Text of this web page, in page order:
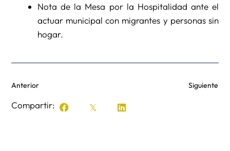
Nota de la Mesa por la Hospitalidad ante el
actuar municipal con migrantes y personas sin
hogar.
Anterior Siguiente
Compartir: